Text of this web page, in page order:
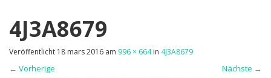
4J3A8679
Veröffentlicht 18 mars 2016 am 996 × 664in 4J3A8679
← Vorherige Nächste →